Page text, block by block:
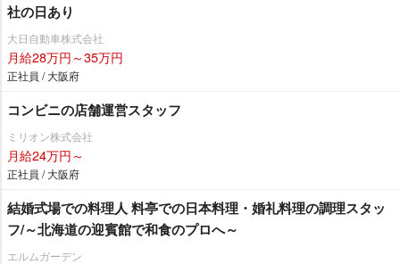
社の日あり
大日自動車株式会社
月給28万円～35万円
正社員 / 大阪府
コンビニの店舗運営スタッフ
ミリオン株式会社
月給24万円～
正社員 / 大阪府
結婚式場での料理人 料亭での日本料理・婚礼料理の調理スタッ
フ/～北海道の迎賓館で和食のプロへ～
エルムガーデン